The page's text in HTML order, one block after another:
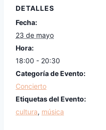
DETALLES
Fecha:
23 de mayo
Hora:
18:00 - 20:30
Categoría de Evento:
Concierto
Etiquetas del Evento:
cultura, música